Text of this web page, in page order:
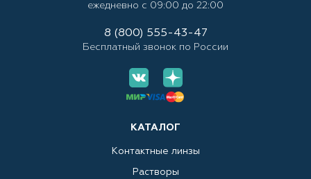
КАТАЛОГ
Контактные линзы
Растворы
ежедневно с 09:00 до 22:00
8 (800) 555-43-47
Бесплатный звонок по России